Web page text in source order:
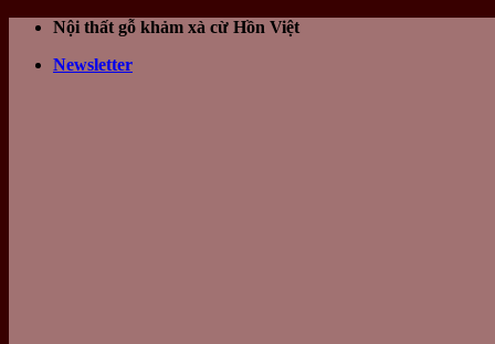
Skip
content
Nội thất gỗ khảm xà cừ Hồn Việt
Newsletter